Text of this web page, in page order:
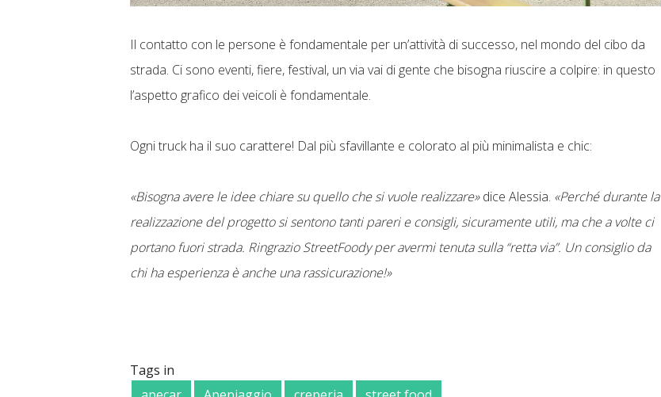
Il contatto con le persone è fondamentale per un’attività di successo, nel mondo del cibo da
strada. Ci sono eventi, fiere, festival, un via vai di gente che bisogna riuscire a colpire: in questo
l’aspetto grafico dei veicoli è fondamentale.
Ogni truck ha il suo carattere! Dal più sfavillante e colorato al più minimalista e chic:
«Bisogna avere le idee chiare su quello che si vuole realizzare»dice Alessia. «Perché durante la
realizzazione del progetto si sentono tanti pareri e consigli, sicuramente utili, ma che a volte ci
portano fuori strada. Ringrazio StreetFoody per avermi tenuta sulla “retta via”. Un consiglio da
chi ha esperienza è anche una rassicurazione!»
Tags in